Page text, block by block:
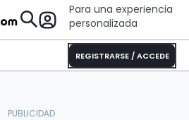
Para una experiencia
personalizada
REGISTRARSE / ACCEDE